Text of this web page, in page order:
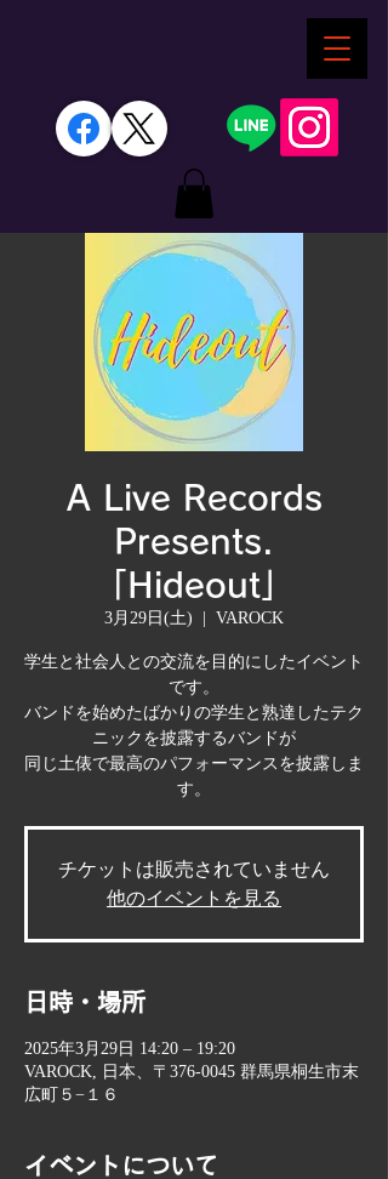
A Live Records
Presents.
「Hideout」
3月29日(土)
  |
VAROCK
学生と社会人との交流を目的にしたイベント
です。
バンドを始めたばかりの学生と熟達したテク
ニックを披露するバンドが
同じ土俵で最高のパフォーマンスを披露しま
す。
チケットは販売されていません
他のイベントを見る
日時・場所
2025年3月29日 14:20 – 19:20
VAROCK, 日本、〒376-0045 群馬県桐生市末
広町５−１６
イベントについて